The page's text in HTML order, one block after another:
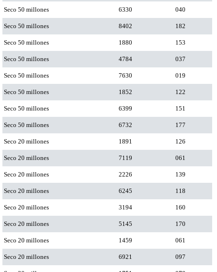
Seco 50 millones 6330 040
Seco 50 millones 8402 182
Seco 50 millones 1880 153
Seco 50 millones 4784 037
Seco 50 millones 7630 019
Seco 50 millones 1852 122
Seco 50 millones 6399 151
Seco 50 millones 6732 177
Seco 20 millones 1891 126
Seco 20 millones 7119 061
Seco 20 millones 2226 139
Seco 20 millones 6245 118
Seco 20 millones 3194 160
Seco 20 millones 5145 170
Seco 20 millones 1459 061
Seco 20 millones 6921 097